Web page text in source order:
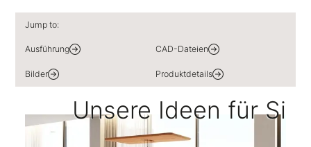
Jump to:
Ausführung CAD-Dateien
Bilder Produktdetails
Unsere Ideen für Si